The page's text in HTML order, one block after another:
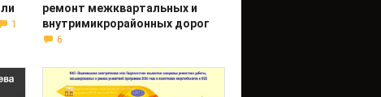
1
ремонт межквартальных и
внутримикрорайонных дорог
6